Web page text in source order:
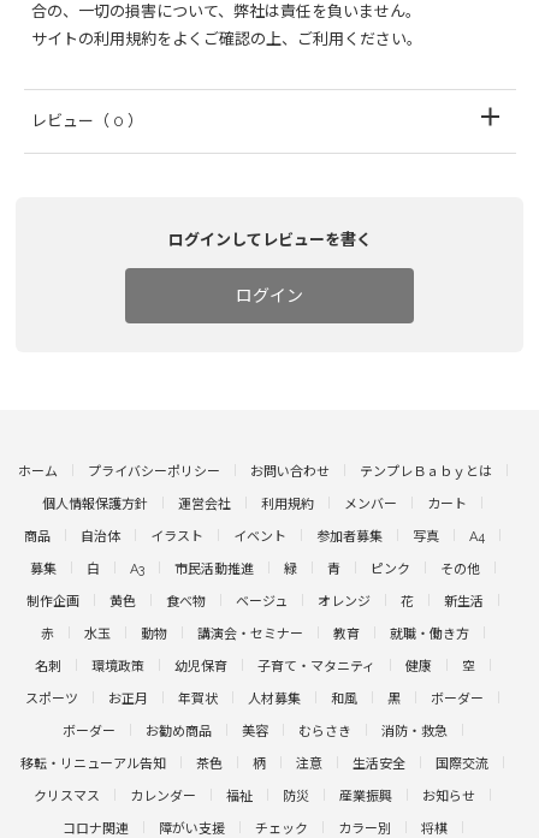
合の、一切の損害について、弊社は責任を負いません。
サイトの利用規約をよくご確認の上、ご利用ください。
レビュー （ 0 ）
ログインしてレビューを書く
ログイン
ホーム プライバシーポリシー お問い合わせ テンプレＢａｂｙとは
個人情報保護方針 運営会社 利用規約 メンバー カート
商品 自治体 イラスト イベント 参加者募集 写真 A4
募集 白 A3 市民活動推進 緑 青 ピンク その他
制作企画 黄色 食べ物 ベージュ オレンジ 花 新生活
赤 水玉 動物 講演会・セミナー 教育 就職・働き方
名刺 環境政策 幼児保育 子育て・マタニティ 健康 空
スポーツ お正月 年賀状 人材募集 和風 黒 ボーダー
ボーダー お勧め商品 美容 むらさき 消防・救急
移転・リニューアル告知 茶色 柄 注意 生活安全 国際交流
クリスマス カレンダー 福祉 防災 産業振興 お知らせ
コロナ関連 障がい支援 チェック カラー別 将棋